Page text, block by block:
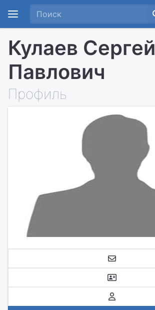
Кулаев Сергей
Павлович
Профиль